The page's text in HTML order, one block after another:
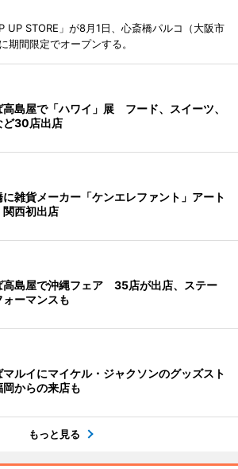
UP STORE」が8月1日、心斎橋パルコ（大阪市
期間限定でオープンする。
高島屋で「ハワイ」展 フード、スイーツ、
ど30店出店
に雑貨メーカー「ケンエレファント」アート
西初出店
高島屋で沖縄フェア 35店が出店、ステー
ォーマンスも
マルイにマイケル・ジャクソンのグッズスト
からの来店も
もっと見る